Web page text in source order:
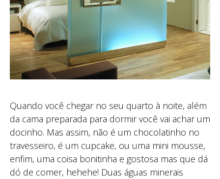
Quando você chegar no seu quarto à noite, além
da cama preparada para dormir você vai achar um
docinho. Mas assim, não é um chocolatinho no
travesseiro, é um cupcake, ou uma mini mousse,
enfim, uma coisa bonitinha e gostosa mas que dá
dó de comer, hehehe! Duas águas minerais